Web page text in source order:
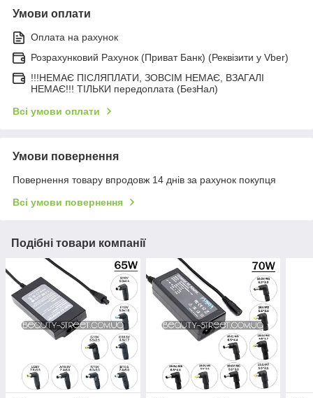
Умови оплати
Оплата на рахунок
Розрахунковий Рахунок (Приват Банк) (Реквізити у Vber)
!!!НЕМАЄ ПІСЛЯПЛАТИ, ЗОВСІМ НЕМАЄ, ВЗАГАЛІ
НЕМАЄ!!! ТІЛЬКИ передоплата (БезНал)
Всі умови оплати
Умови повернення
Повернення товару впродовж 14 днів за рахунок покупця
Всі умови повернення
Подібні товари компанії